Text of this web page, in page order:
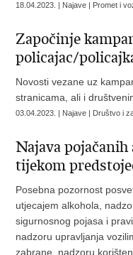
18.04.2023. | Najave | Promet i
Započinje
policajac/
Novosti vezane uz
stranicama, ali i
03.04.2023. | Najave | Društvo i
Najava
tijekom
Posebna pozornost
utjecajem alkohola,
sigurnosnog pojasa i
nadzoru upravljanja
zabrane, nadzoru